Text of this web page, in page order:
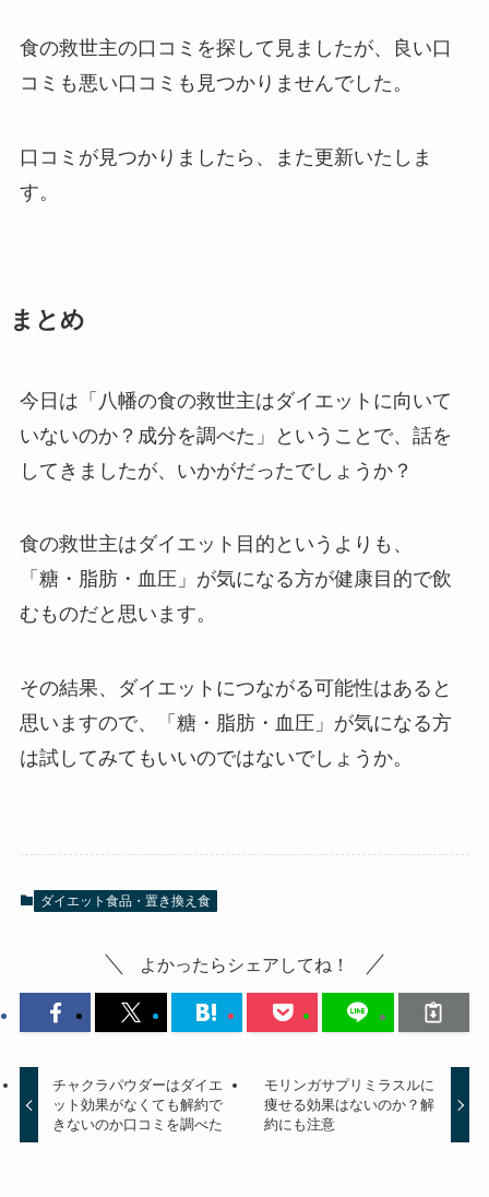
食の救世主の口コミを探して見ましたが、良い口
コミも悪い口コミも見つかりませんでした。
口コミが見つかりましたら、また更新いたしま
す。
まとめ
今日は「八幡の食の救世主はダイエットに向いて
いないのか？成分を調べた」ということで、話を
してきましたが、いかがだったでしょうか？
食の救世主はダイエット目的というよりも、
「糖・脂肪・血圧」が気になる方が健康目的で飲
むものだと思います。
その結果、ダイエットにつながる可能性はあると
思いますので、「糖・脂肪・血圧」が気になる方
は試してみてもいいのではないでしょうか。
ダイエット食品・置き換え食
よかったらシェアしてね！
チャクラパウダーはダイエ
ット効果がなくても解約で
きないのか口コミを調べた
モリンガサプリミラスルに
痩せる効果はないのか？解
約にも注意